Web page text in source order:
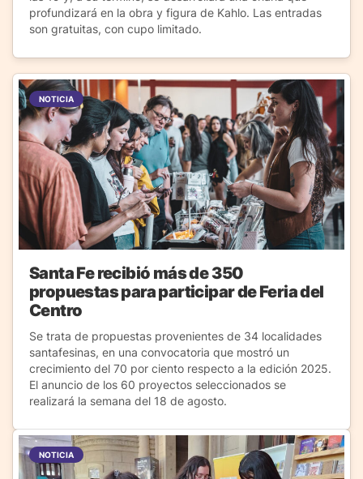
profundizará en la obra y figura de Kahlo. Las entradas
son gratuitas, con cupo limitado.
NOTICIA
Santa Fe recibió más de 350
propuestas para participar de Feria del
Centro
Se trata de propuestas provenientes de 34 localidades
santafesinas, en una convocatoria que mostró un
crecimiento del 70 por ciento respecto a la edición 2025.
El anuncio de los 60 proyectos seleccionados se
realizará la semana del 18 de agosto.
NOTICIA